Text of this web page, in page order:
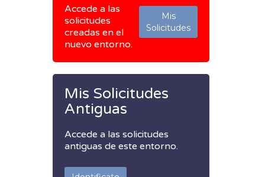
Accede a las
solicitudes
creadas en el
nuevo entorno.
Mis
Solicitudes
Mis Solicitudes
Antiguas
Accede a las solicitudes
antiguas de este entorno.